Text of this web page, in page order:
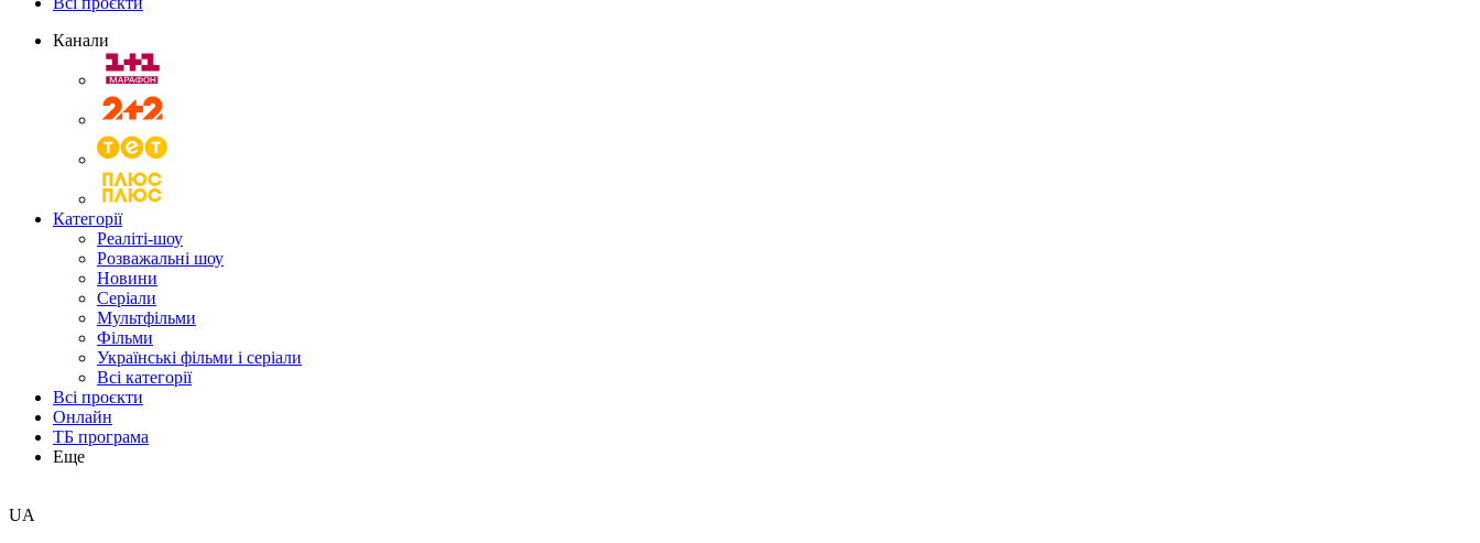
Канали
Категорії
Реаліті-шоу
Розважальні шоу
Новини
Серіали
Мультфільми
Фільми
Українські фільми і серіали
Всі категорії
Всі проєкти
Онлайн
ТБ програма
Еще
UA